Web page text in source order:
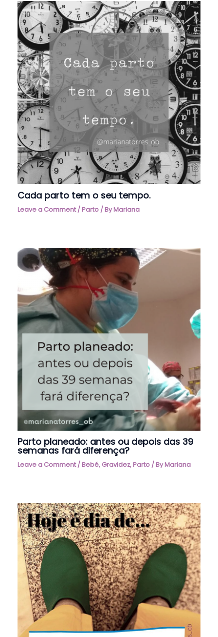
Cada parto tem o seu tempo.
Leave a Comment /Parto / ByMariana
Parto planeado: antes ou depois das 39
semanas fará diferença?
Leave a Comment /Bebé, Gravidez,Parto / ByMariana